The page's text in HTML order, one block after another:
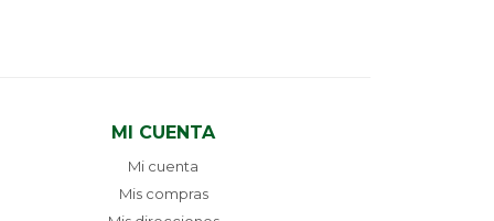
MI CUENTA
Mi cuenta
Mis compras